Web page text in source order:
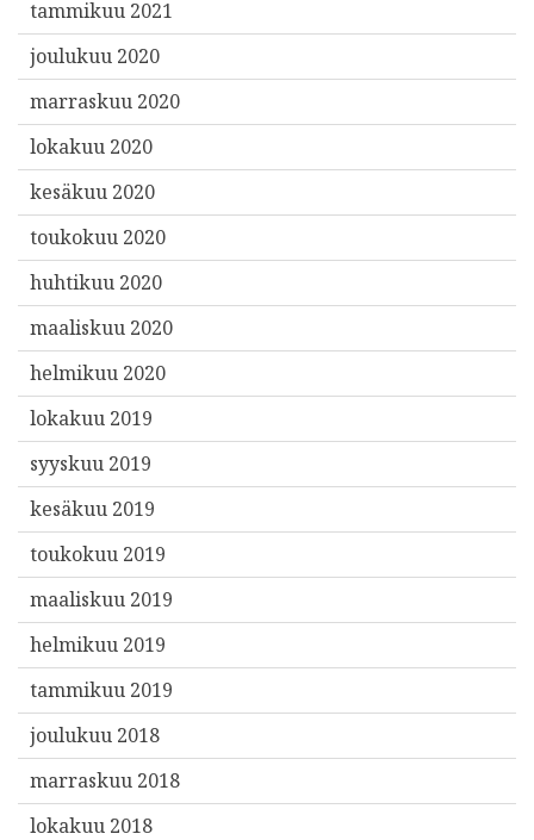
tammikuu 2021
joulukuu 2020
marraskuu 2020
lokakuu 2020
kesäkuu 2020
toukokuu 2020
huhtikuu 2020
maaliskuu 2020
helmikuu 2020
lokakuu 2019
syyskuu 2019
kesäkuu 2019
toukokuu 2019
maaliskuu 2019
helmikuu 2019
tammikuu 2019
joulukuu 2018
marraskuu 2018
lokakuu 2018